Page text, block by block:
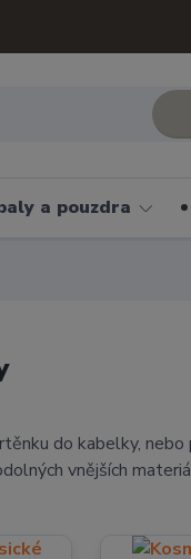
a pouzdra
do kabelky,
vnějších